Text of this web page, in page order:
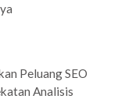
Peluang SEO
Analisis